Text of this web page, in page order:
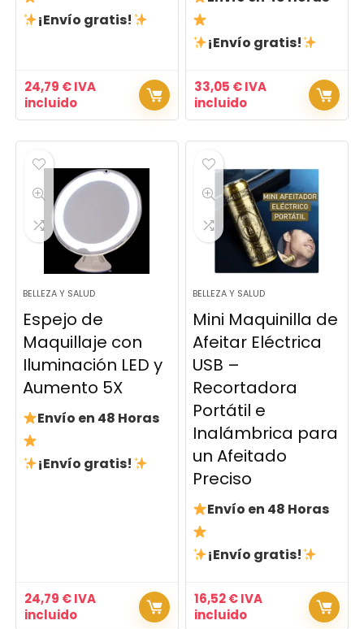
¡Envío gratis!
24,79 €IVA
incluido
¡Envío gratis!
33,05 €IVA
incluido
BELLEZA Y SALUD
Espejo de
Maquillaje con
Iluminación LED y
Aumento 5X
Envío en 48 Horas
¡Envío gratis!
24,79 €IVA
incluido
BELLEZA Y SALUD
Mini Maquinilla de
Afeitar Eléctrica
USB –
Recortadora
Portátil e
Inalámbrica para
un Afeitado
Preciso
Envío en 48 Horas
¡Envío gratis!
16,52€IVA
incluido